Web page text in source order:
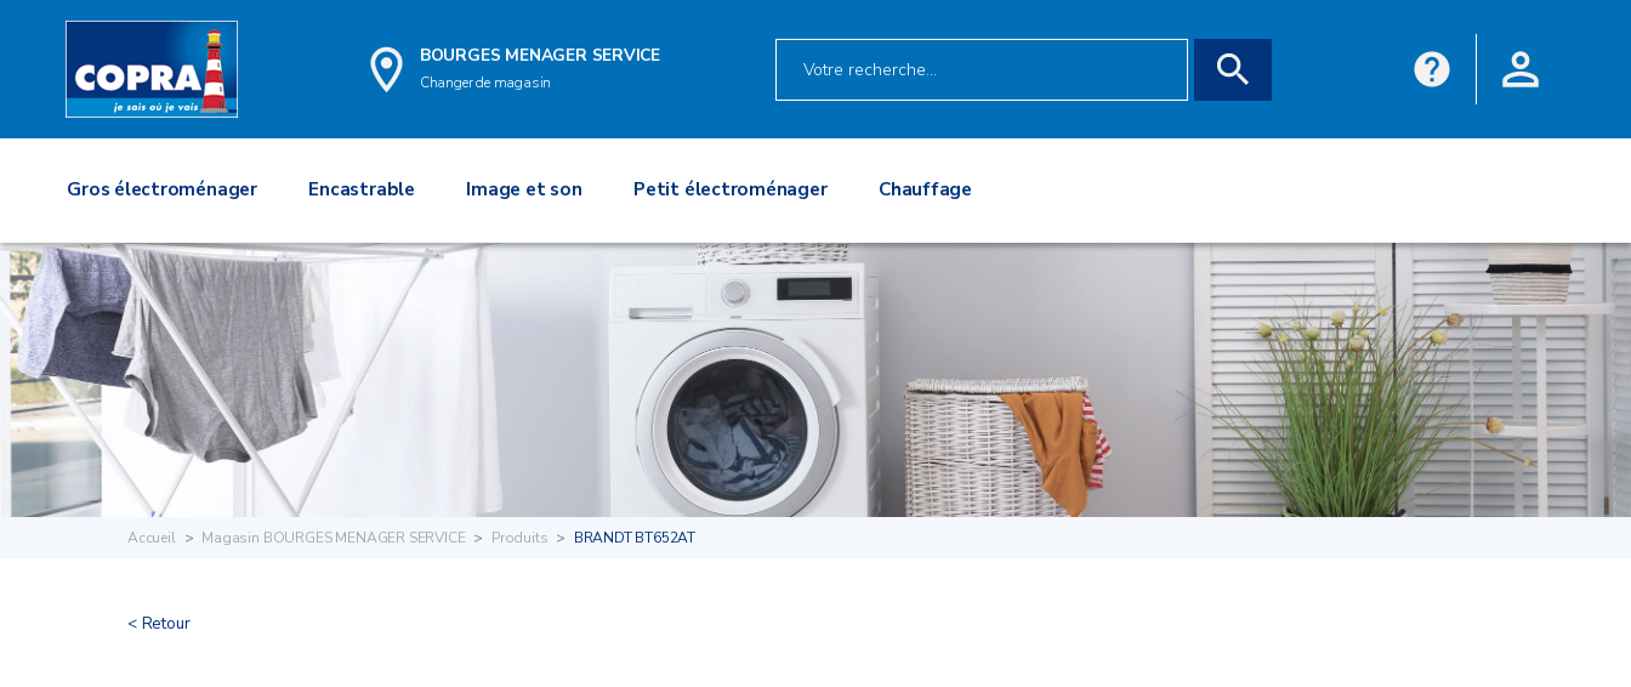
BOURGES MENAGER SERVICE
Changer de magasin
Gros électroménager Encastrable Image et son Petit électroménager Chauffage
Accueil Magasin BOURGES MENAGER SERVICE Produits BRANDT BT652AT
< Retour